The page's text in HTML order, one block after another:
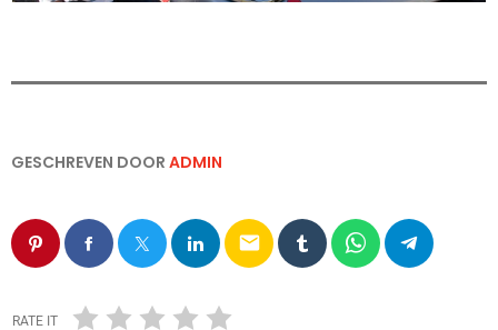
GESCHREVEN DOOR ADMIN
email
RATE IT